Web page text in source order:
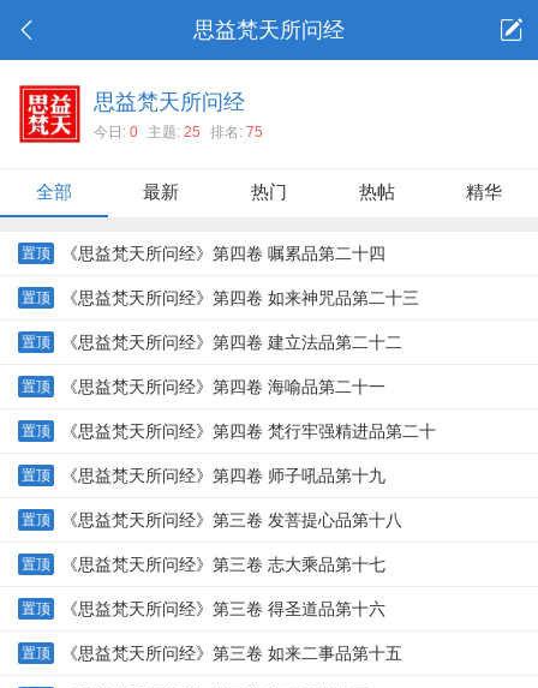
思益梵天所问经
思益梵天所问经
今日: 0 主题: 25 排名: 75
全部 最新 热门 热帖 精华
置顶 《思益梵天所问经》第四卷 嘱累品第二十四
置顶 《思益梵天所问经》第四卷 如来神咒品第二十三
置顶 《思益梵天所问经》第四卷 建立法品第二十二
置顶 《思益梵天所问经》第四卷 海喻品第二十一
置顶 《思益梵天所问经》第四卷 梵行牢强精进品第二十
置顶 《思益梵天所问经》第四卷 师子吼品第十九
置顶 《思益梵天所问经》第三卷 发菩提心品第十八
置顶 《思益梵天所问经》第三卷 志大乘品第十七
置顶 《思益梵天所问经》第三卷 得圣道品第十六
置顶 《思益梵天所问经》第三卷 如来二事品第十五